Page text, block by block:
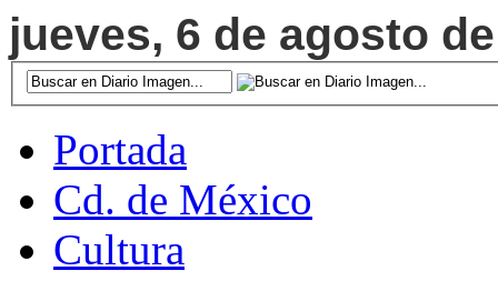
jueves, 6 de agosto
Portada
Cd. de México
Cultura